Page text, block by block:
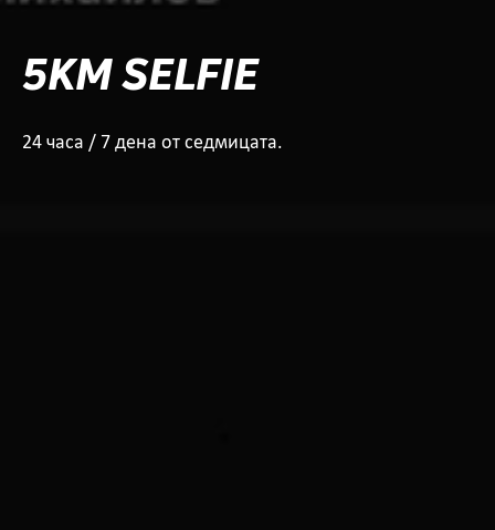
5KM SELFIE
24 часа / 7 дена от седмицата.